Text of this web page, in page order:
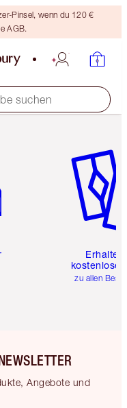
Pinsel, wenn du 120 €
AGB.
suchen
Erhalte
kostenlose
zu allen
Angebote und